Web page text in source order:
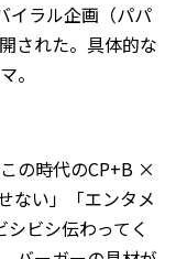
イラル企画（パパ
された。具体的な
。
の時代のCP+B ×
ない」「エンタメ
ビシ伝わってく